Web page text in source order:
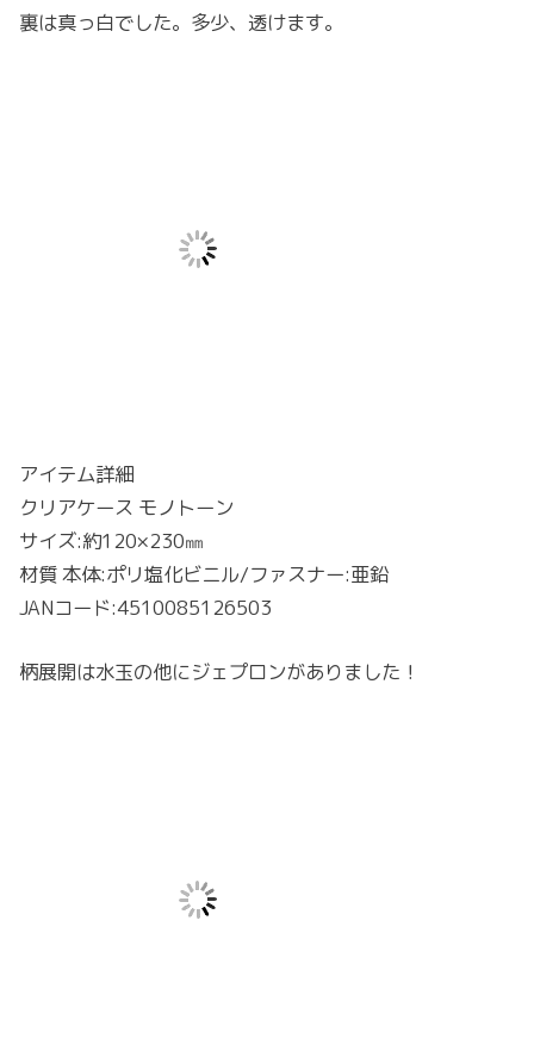
裏は真っ白でした。多少、透けます。
アイテム詳細
クリアケース モノトーン
サイズ:約120×230㎜
材質 本体:ポリ塩化ビニル/ファスナー:亜鉛
JANコード:4510085126503
柄展開は水玉の他にジェプロンがありました！